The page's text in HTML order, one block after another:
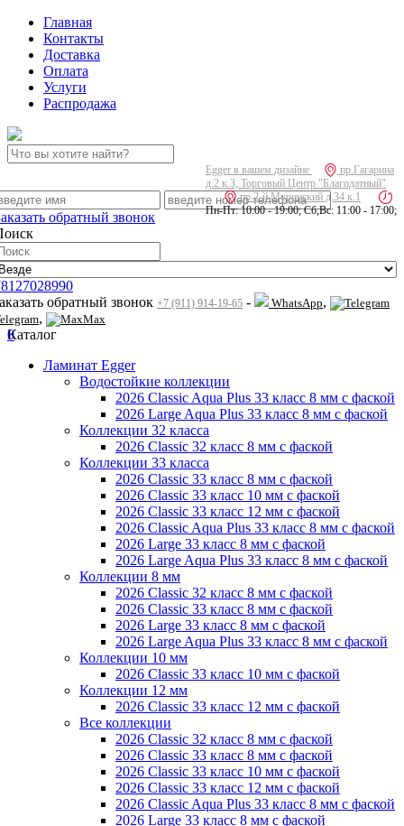
Главная
Контакты
Доставка
Оплата
Услуги
Распродажа
Egger в вашем дизайне
пр.Гагарина
д.2 к.3, Торговый Центр "Благодатный"
пр.2-й Муринский д.34 к.1
Пн-Пт: 10:00 - 19:00; Сб,Вс: 11:00 - 17:00;
обратный звонок
обратный звонок +7 (911) 914-19-65 - WhatsApp,
, Max
0
Каталог
Ламинат Egger
Водостойкие коллекции
2026 Classic Aqua Plus 33 класс 8 мм с фаской
2026 Large Aqua Plus 33 класс 8 мм с фаской
Коллекции 32 класса
2026 Classic 32 класс 8 мм с фаской
Коллекции 33 класса
2026 Classic 33 класс 8 мм с фаской
2026 Classic 33 класс 10 мм с фаской
2026 Classic 33 класс 12 мм с фаской
2026 Classic Aqua Plus 33 класс 8 мм с фаской
2026 Large 33 класс 8 мм с фаской
2026 Large Aqua Plus 33 класс 8 мм с фаской
Коллекции 8 мм
2026 Classic 32 класс 8 мм с фаской
2026 Classic 33 класс 8 мм с фаской
2026 Large 33 класс 8 мм с фаской
2026 Large Aqua Plus 33 класс 8 мм с фаской
Коллекции 10 мм
2026 Classic 33 класс 10 мм с фаской
Коллекции 12 мм
2026 Classic 33 класс 12 мм с фаской
Все коллекции
2026 Classic 32 класс 8 мм с фаской
2026 Classic 33 класс 8 мм с фаской
2026 Classic 33 класс 10 мм с фаской
2026 Classic 33 класс 12 мм с фаской
2026 Classic Aqua Plus 33 класс 8 мм с фаской
2026 Large 33 класс 8 мм с фаской